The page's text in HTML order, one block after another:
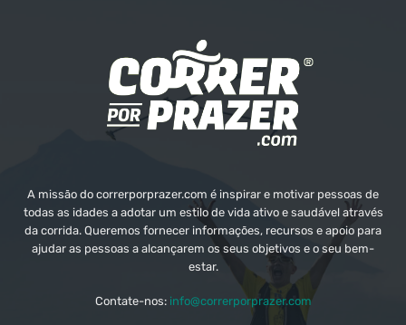
A missão do correrporprazer.com é inspirar e motivar pessoas de
todas as idades a adotar um estilo de vida ativo e saudável através
da corrida. Queremos fornecer informações, recursos e apoio para
ajudar as pessoas a alcançarem os seus objetivos e o seu bem-
estar.
Contate-nos: info@correrporprazer.com